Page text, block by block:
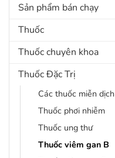
Sản phẩm bán chạy
Thuốc
Thuốc chuyên khoa
Thuốc Đặc Trị
Các thuốc miễn dịch
Thuốc phơi nhiễm
Thuốc ung thư
Thuốc viêm gan B